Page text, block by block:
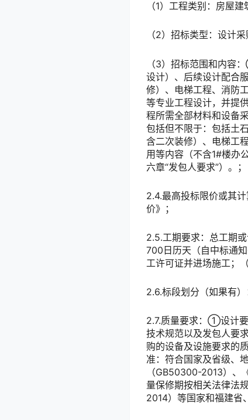
（1）工程类别：房屋建
（2）招标类型：设计采
（3）招标范围和内容
设计）、后续设计配合
修）、电梯工程、消防
等专业工程设计，并提
程所需全部材料和设备
包括但不限于：包括土
含二次装修）、电梯工
用等内容（不含1#楼办
六章“发包人要求”）。；
2.4.最高投标限价或其
价》；
2.5.工期要求：总工期
700日历天（自中标通
工许可证并进场施工；
2.6.标段划分（如果有）
2.7.质量要求：①设计要
技术规范以及发包人要
购的设备及设施要求的
准：符合国家及省级、
（GB50300-2013）
量保修期按相关法律法
2014）等国家和福建省